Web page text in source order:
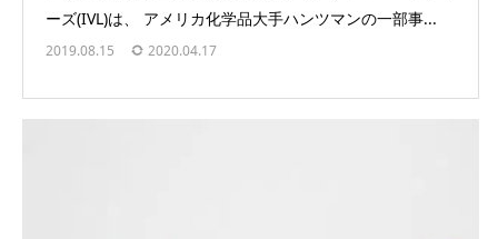
ーズ(IVL)は、 アメリカ化学品大手ハンツマンの一部事...
2019.08.15 2020.04.17